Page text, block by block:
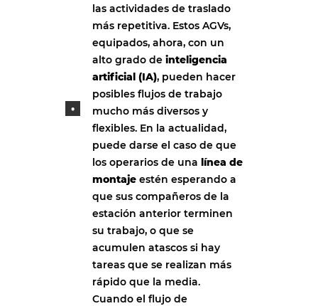
las actividades de traslado
más repetitiva. Estos AGVs,
equipados, ahora, con un
alto grado de inteligencia
artificial (IA), pueden hacer
posibles flujos de trabajo
mucho más diversos y
flexibles. En la actualidad,
puede darse el caso de que
los operarios de una línea de
montaje estén esperando a
que sus compañeros de la
estación anterior terminen
su trabajo, o que se
acumulen atascos si hay
tareas que se realizan más
rápido que la media.
Cuando el flujo de